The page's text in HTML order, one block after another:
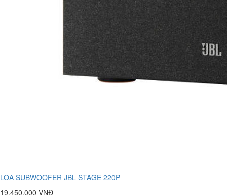
LOA SUBWOOFER JBL STAGE 220P
19.450.000 VNĐ